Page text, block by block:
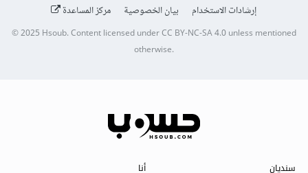
إرشادات الاستخدام
بيان الخصوصية مركز المساعدة
© 2025Hsoub.Content licensed underCC BY-NC-SA 4.0unless mentioned
otherwise.